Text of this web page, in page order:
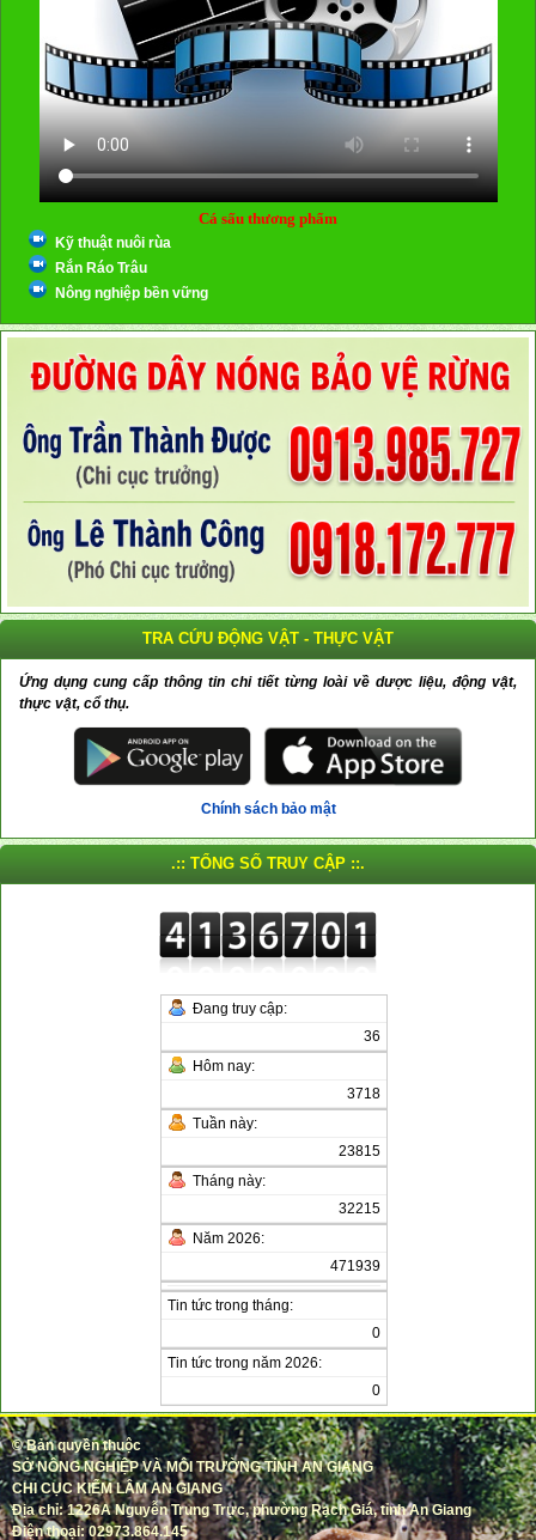
Cá sấu thương phẩm
Kỹ thuật nuôi rùa
Rắn Ráo Trâu
Nông nghiệp bền vững
TRA CỨU ĐỘNG VẬT - THỰC VẬT
Ứng dụng cung cấp thông tin chi tiết từng loài về dược liệu, động vật,
thực vật, cổ thụ.
Chính sách bảo mật
.:: TỔNG SỐ TRUY CẬP ::.
Đang truy cập:
36
Hôm nay:
3718
Tuần này:
23815
Tháng này:
32215
Năm 2026:
471939
Tin tức trong tháng:
0
Tin tức trong năm 2026:
0
© Bản quyền thuộc
SỞ NÔNG NGHIỆP VÀ MÔI TRƯỜNG TỈNH AN GIANG
CHI CỤC KIỂM LÂM AN GIANG
Địa chỉ: 1226A Nguyễn Trung Trực, phường Rạch Giá, tỉnh An Giang
Điện thoại: 02973.864.145